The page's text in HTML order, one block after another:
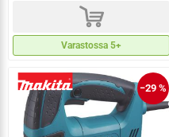
d
Varastossa 5+
−29 %